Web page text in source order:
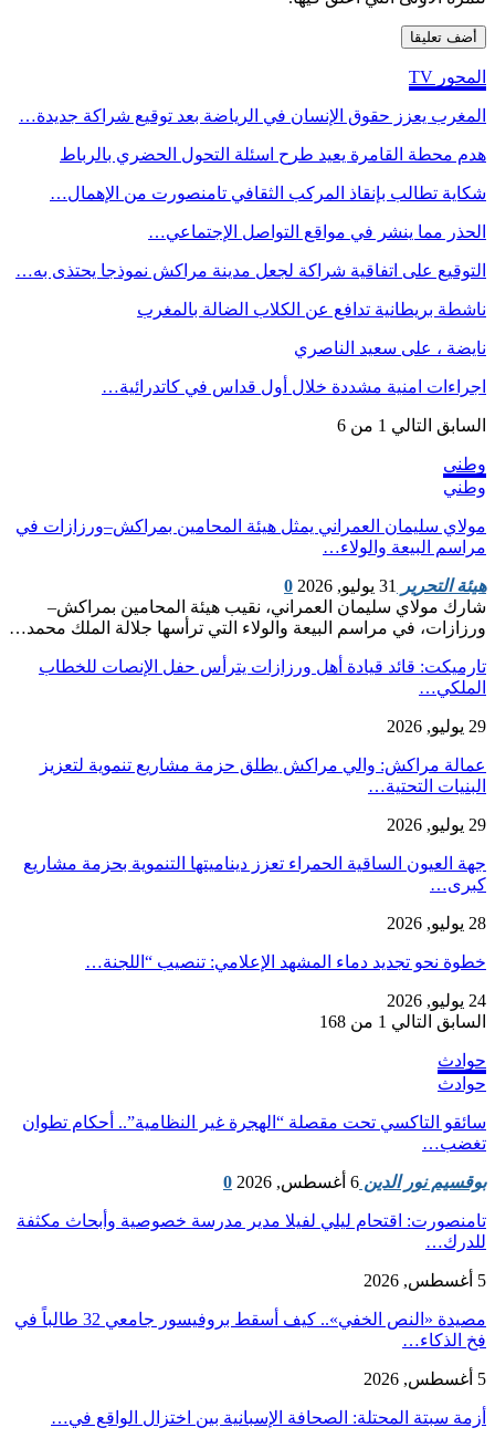
المحور TV
المغرب يعزز حقوق الإنسان في الرياضة بعد توقيع شراكة جديدة…
هدم محطة القامرة يعيد طرح اسئلة التحول الحضري بالرباط
شكاية تطالب بإنقاذ المركب الثقافي تامنصورت من الإهمال…
الحذر مما ينشر في مواقع التواصل الإجتماعي…
التوقيع على اتفاقية شراكة لجعل مدينة مراكش نموذجا يحتذى به…
ناشطة بريطانية تدافع عن الكلاب الضالة بالمغرب
نايضة ، على سعيد الناصري
اجراءات امنية مشددة خلال أول قداس في كاتدرائية…
السابق التالي 1 من 6
وطني
وطني
مولاي سليمان العمراني يمثل هيئة المحامين بمراكش–ورزازات في
مراسم البيعة والولاء…
هيئة التحرير 31 يوليو, 2026
0
شارك مولاي سليمان العمراني، نقيب هيئة المحامين بمراكش–
ورزازات، في مراسم البيعة والولاء التي ترأسها جلالة الملك محمد…
تارميكت: قائد قيادة أهل ورزازات يترأس حفل الإنصات للخطاب
الملكي…
29 يوليو, 2026
عمالة مراكش: والي مراكش يطلق حزمة مشاريع تنموية لتعزيز
البنيات التحتية…
29 يوليو, 2026
جهة العيون الساقية الحمراء تعزز ديناميتها التنموية بحزمة مشاريع
كبرى…
28 يوليو, 2026
​خطوة نحو تجديد دماء المشهد الإعلامي: تنصيب “اللجنة…
24 يوليو, 2026
السابق التالي 1 من 168
حوادث
حوادث
سائقو التاكسي تحت مقصلة “الهجرة غير النظامية”.. أحكام تطوان
تغضب…
بوقسيم نور الدين 6 أغسطس, 2026 0
تامنصورت: اقتحام ليلي لفيلا مدير مدرسة خصوصية وأبحاث مكثفة
للدرك…
5 أغسطس, 2026
مصيدة «النص الخفي».. كيف أسقط بروفيسور جامعي 32 طالباً في
فخ الذكاء…
5 أغسطس, 2026
أزمة سبتة المحتلة: الصحافة الإسبانية بين اختزال الواقع في…